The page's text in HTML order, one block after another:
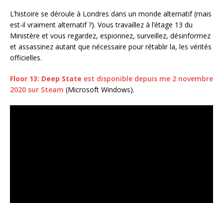
L’histoire se déroule à Londres dans un monde alternatif (mais
est-il vraiment alternatif ?). Vous travaillez à l’étage 13 du
Ministère et vous regardez, espionnez, surveillez, désinformez
et assassinez autant que nécessaire pour rétablir la, les vérités
officielles.
Floor 13: Deep State est disponible depuis me 2 novembre
2020 sur Steam (Microsoft Windows).